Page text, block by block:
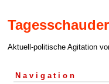
Tagesschauder
Aktuell-politische Agitation
Navigation